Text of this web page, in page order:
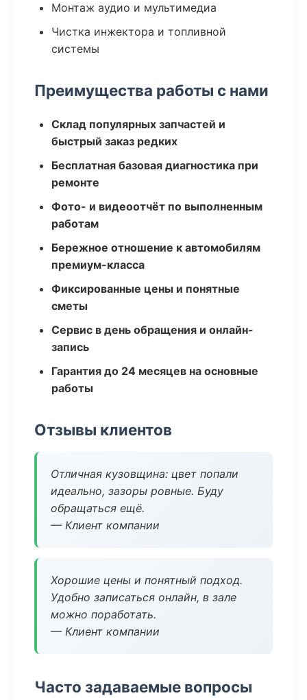
Монтаж аудио и мультимедиа
Чистка инжектора и топливной
системы
Преимущества работы с нами
Склад популярных запчастей и
быстрый заказ редких
Бесплатная базовая диагностика при
ремонте
Фото- и видеоотчёт по выполненным
работам
Бережное отношение к автомобилям
премиум-класса
Фиксированные цены и понятные
сметы
Сервис в день обращения и онлайн-
запись
Гарантия до 24 месяцев на основные
работы
Отзывы клиентов
Отличная кузовщина: цвет попали
идеально, зазоры ровные. Буду
обращаться ещё.
— Клиент компании
Хорошие цены и понятный подход.
Удобно записаться онлайн, в зале
можно поработать.
— Клиент компании
Часто задаваемые вопросы